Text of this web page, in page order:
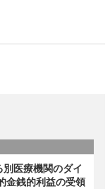
医療機関のダイ
金銭的利益の受領